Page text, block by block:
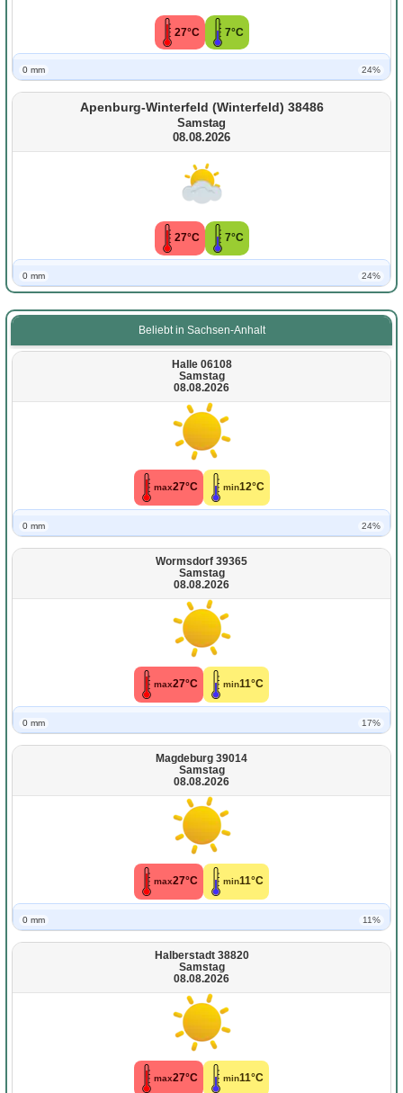
27°C 7°C
0 mm 24%
Apenburg-Winterfeld (Winterfeld) 38486
Samstag
08.08.2026
27°C 7°C
0 mm 24%
Beliebt in Sachsen-Anhalt
Halle 06108
Samstag
08.08.2026
max27°C min12°C
0 mm 24%
Wormsdorf 39365
Samstag
08.08.2026
max27°C min11°C
0 mm 17%
Magdeburg 39014
Samstag
08.08.2026
max27°C min11°C
0 mm 11%
Halberstadt 38820
Samstag
08.08.2026
max27°C min11°C